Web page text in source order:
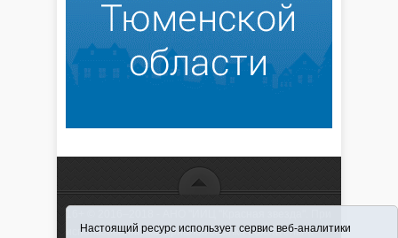
использовании материалов ссылка обязательна
Настоящий ресурс использует сервис веб-аналитики